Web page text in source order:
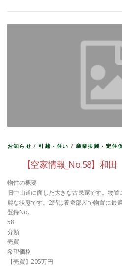
お知らせ / 引越・住い / 産業振興・定住
【空家情報_No.58】和
物件の概要
旧中山道に面した大きな古民家です。物
麗な状態です。2階は養蚕部屋で物置に最適
登録No.
58
分類
売買
希望価格
【売買】205万円